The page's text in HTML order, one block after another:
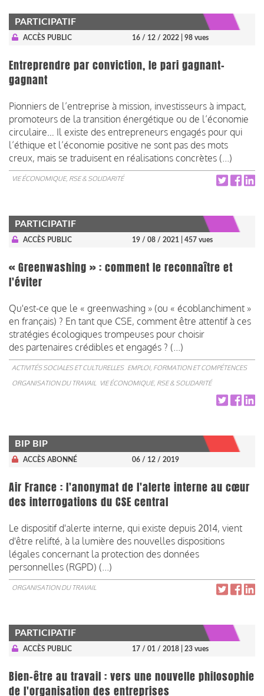
PARTICIPATIF
ACCÈS PUBLIC 16 / 12 / 2022 | 98 vues
Entreprendre par conviction, le pari gagnant-
gagnant
Pionniers de l’entreprise à mission, investisseurs à impact,
promoteurs de la transition énergétique ou de l’économie
circulaire… Il existe des entrepreneurs engagés pour qui
l’éthique et l’économie positive ne sont pas des mots
creux, mais se traduisent en réalisations concrètes (...)
VIE ÉCONOMIQUE, RSE & SOLIDARITÉ
PARTICIPATIF
ACCÈS PUBLIC 19 / 08 / 2021 | 457 vues
« Greenwashing » : comment le reconnaître et
l'éviter
Qu'est-ce que le « greenwashing » (ou « écoblanchiment »
en français) ? En tant que CSE, comment être attentif à ces
stratégies écologiques trompeuses pour choisir
des partenaires crédibles et engagés ? (...)
ACTIVITÉS SOCIALES ET CULTURELLES EMPLOI, FORMATION ET COMPÉTENCES
ORGANISATION DU TRAVAIL VIE ÉCONOMIQUE, RSE & SOLIDARITÉ
BIP BIP
ACCÈS ABONNÉ 06 / 12 / 2019
Air France : l'anonymat de l'alerte interne au cœur
des interrogations du CSE central
Le dispositif d'alerte interne, qui existe depuis 2014, vient
d'être relifté, à la lumière des nouvelles dispositions
légales concernant la protection des données
personnelles (RGPD) (...)
ORGANISATION DU TRAVAIL
PARTICIPATIF
ACCÈS PUBLIC 17 / 01 / 2018 | 23 vues
Bien-être au travail : vers une nouvelle philosophie
de l'organisation des entreprises